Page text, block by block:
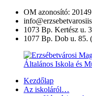
Ugrás
tartalomra
OM azonosító:
1073 Bp. Kertész u.
1077 Bp. Dob u. 85.
Erzsébetvárosi
Kezdőlap
Az iskoláról…